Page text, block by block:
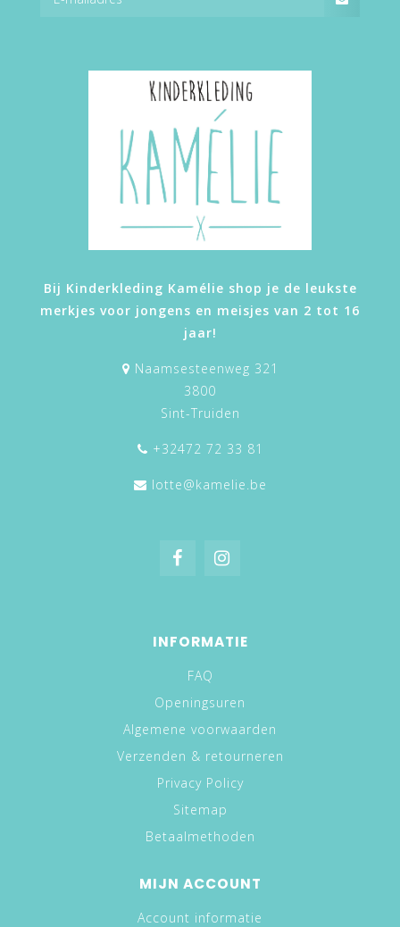
Bij Kinderkleding Kamélie shop je de leukste
merkjes voor jongens en meisjes van 2 tot 16
jaar!
Naamsesteenweg 321
3800
Sint-Truiden
+32472 72 33 81
lotte@kamelie.be
INFORMATIE
FAQ
Openingsuren
Algemene voorwaarden
Verzenden & retourneren
Privacy Policy
Sitemap
Betaalmethoden
MIJN ACCOUNT
Account informatie